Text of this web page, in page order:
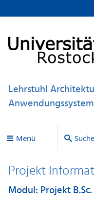
Lehrstuhl
Menü Suche
Projekt
Modul: Projekt